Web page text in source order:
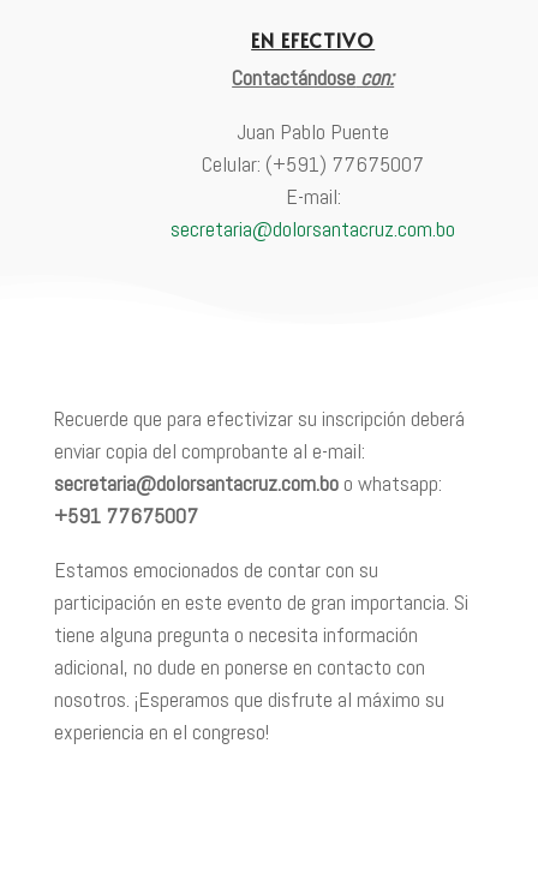
EN EFECTIVO
Contactándose con:
Juan Pablo Puente
Celular: (+591) 77675007
E-mail:
secretaria@dolorsantacruz.com.bo
Recuerde que para efectivizar su inscripción deberá
enviar copia del comprobante al e-mail:
secretaria@dolorsantacruz.com.boo whatsapp:
+591 77675007
Estamos emocionados de contar con su
participación en este evento de gran importancia. Si
tiene alguna pregunta o necesita información
adicional, no dude en ponerse en contacto con
nosotros. ¡Esperamos que disfrute al máximo su
experiencia en el congreso!